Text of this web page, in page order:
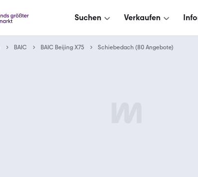
Suchen Verkaufen
BAIC BAIC Beijing X75 Schiebedach (80 Angebote)